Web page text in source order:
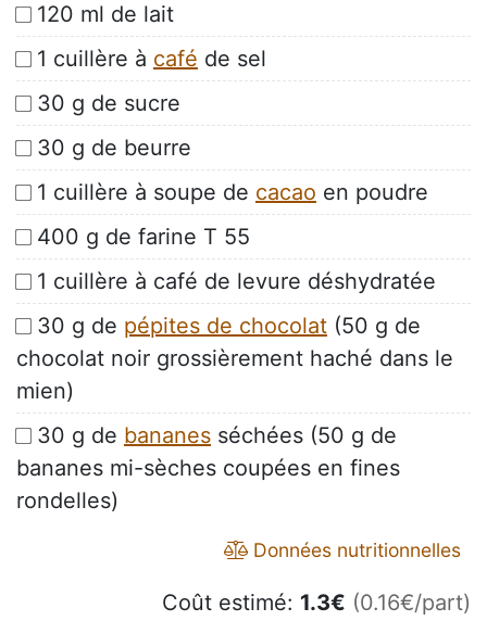
120 ml de lait
1 cuillère à café de sel
30 g de sucre
30 g de beurre
1 cuillère à soupe de cacao en poudre
400 g de farine T 55
1 cuillère à café de levure déshydratée
30 g de pépites de chocolat (50 g de
chocolat noir grossièrement haché dans le
mien)
30 g de bananes séchées (50 g de
bananes mi-sèches coupées en fines
rondelles)
Données nutritionnelles
Coût estimé: 1.3€ (0.16€/part)